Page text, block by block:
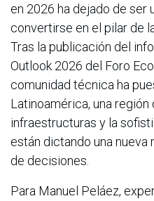
en 2026 ha dejado de ser
convertirse en el pilar de
Tras la publicación del
Outlook 2026 del Foro
comunidad técnica ha
Latinoamérica, una
infraestructuras y la
están dictando una
de decisiones.
Para Manuel Peláez,